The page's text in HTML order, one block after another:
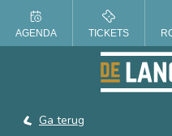
ZOMER IN DE LANGSTRAAT
Ga terug
AGENDA TICKETS